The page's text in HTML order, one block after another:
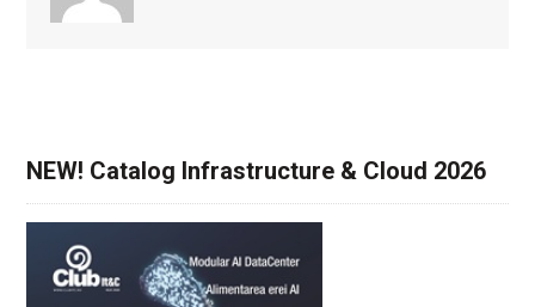
NEW! Catalog Infrastructure & Cloud 2026